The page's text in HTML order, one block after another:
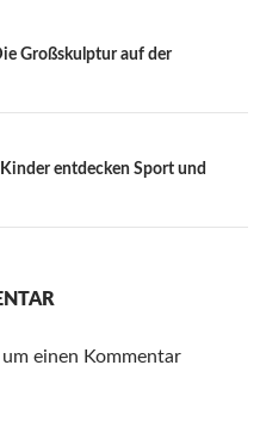
Großskulptur auf der
entdecken Sport und
um einen Kommentar